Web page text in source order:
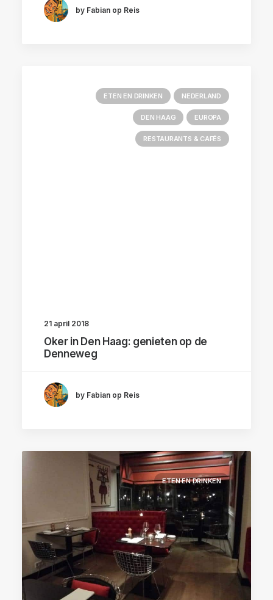
by Fabian op Reis
ETEN EN DRINKEN NEDERLAND
DEN HAAG EUROPA
RESTAURANTS & CAFÉS
21 april 2018
Oker in Den Haag: genieten op de
Denneweg
by Fabian op Reis
ETEN EN DRINKEN